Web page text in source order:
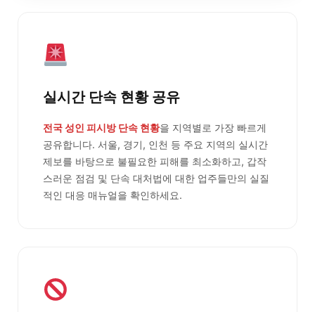
실시간 단속 현황 공유
전국 성인 피시방 단속 현황을 지역별로 가장 빠르게
공유합니다. 서울, 경기, 인천 등 주요 지역의 실시간
제보를 바탕으로 불필요한 피해를 최소화하고, 갑작
스러운 점검 및 단속 대처법에 대한 업주들만의 실질
적인 대응 매뉴얼을 확인하세요.